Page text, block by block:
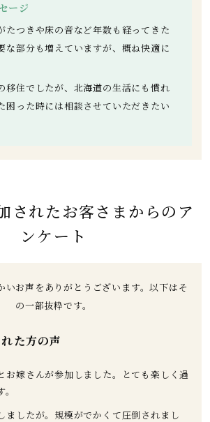
ージ
たつきや床の音など年数も経ってきた
な部分も増えていますが、概ね快適に
移住でしたが、北海道の生活にも慣れ
困った時には相談させていただきたい
されたお客さまからのア
ンケート
いお声をありがとうございます。以下はそ
の一部抜粋です。
た方の声
嫁さんが参加しました。とても楽しく過
したが。規模がでかくて圧倒されまし